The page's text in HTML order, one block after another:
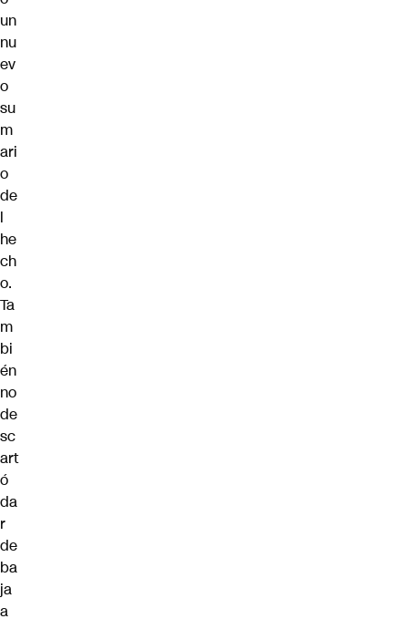
un
nu
ev
o
su
m
ari
o
de
l
he
ch
o.
Ta
m
bi
én
no
de
sc
art
ó
da
r
de
ba
ja
a